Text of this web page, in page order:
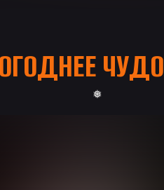
ЧУДО